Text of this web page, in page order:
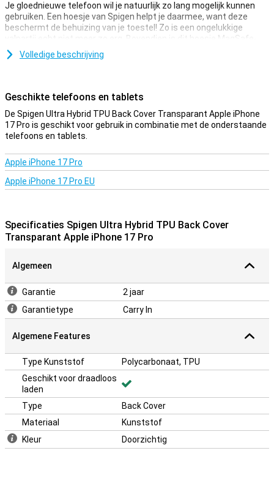
Je gloednieuwe telefoon wil je natuurlijk zo lang mogelijk kunnen
gebruiken. Een hoesje van Spigen helpt je daarmee, want deze
beschermt de behuizing van je toestel! Zo is een ongelukkige
valpartij echt niet meer zo erg. Bovendien is dit hoesje MagSafe-
compatibel, zodat je MagSafe accessoires kunt gebruiken.
Bescherm je Apple iPhone 17 Pro eenvoudig door voor deze back
cover te kiezen.
Bescherming en transparantie
beschermt namelijk tegen de meest voorkomende schade: vallen,
stoten en krassen. Door dat de case doorzichtig is, kan je nog
steeds genieten van het design van je telefoon. Dit hoesje is
Volledige beschrijving
Geschikte telefoons en tablets
De Spigen Ultra Hybrid TPU Back Cover Transparant Apple iPhone
17 Pro is geschikt voor gebruik in combinatie met de onderstaande
telefoons en tablets.
Apple iPhone 17 Pro
Apple iPhone 17 Pro EU
Specificaties Spigen Ultra Hybrid TPU Back Cover
Transparant Apple iPhone 17 Pro
Algemeen
Garantie
2 jaar
Garantietype
Carry In
Algemene Features
Type Kunststof
Polycarbonaat, TPU
Geschikt voor draadloos
laden
Type
Back Cover
Materiaal
Kunststof
Kleur
Doorzichtig